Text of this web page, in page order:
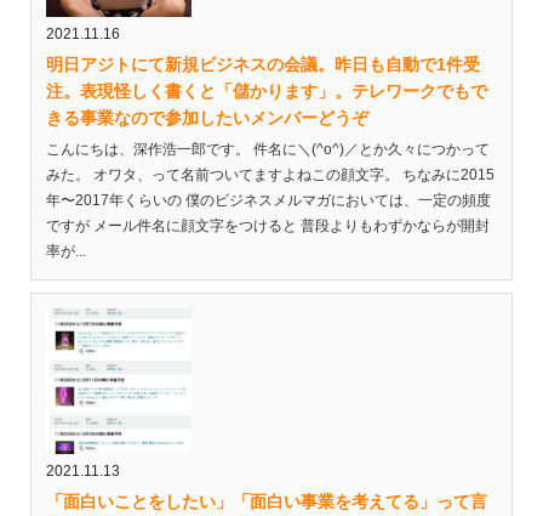
2021.11.16
明日アジトにて新規ビジネスの会議。昨日も自動で1件受
注。表現怪しく書くと「儲かります」。テレワークでもで
きる事業なので参加したいメンバーどうぞ
こんにちは、深作浩一郎です。 件名に＼(^o^)／とか久々につかって
みた。 オワタ、って名前ついてますよねこの顔文字。 ちなみに2015
年〜2017年くらいの 僕のビジネスメルマガにおいては、一定の頻度
ですが メール件名に顔文字をつけると 普段よりもわずかならが開封
率が...
2021.11.13
「面白いことをしたい」「面白い事業を考えてる」って言